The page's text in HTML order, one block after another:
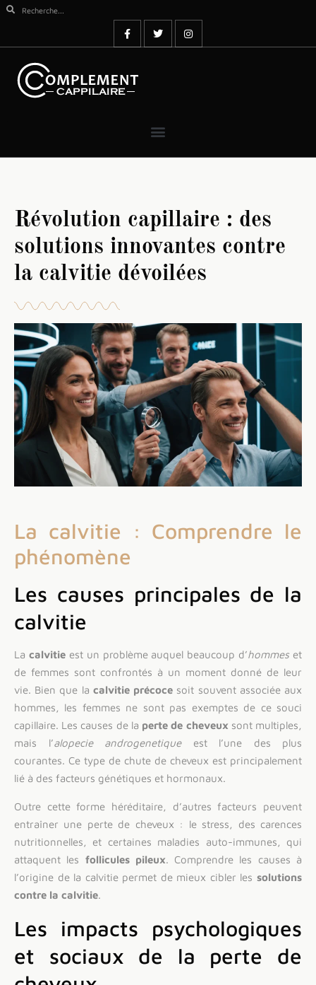
Révolution capillaire : des
solutions innovantes contre
la calvitie dévoilées
La calvitie : Comprendre le
phénomène
Les causes principales de la
calvitie
La calvitieest un problème auquel beaucoup d’hommeset
de femmes sont confrontés à un moment donné de leur
vie. Bien que la calvitie précoce soit souvent associée aux
hommes, les femmes ne sont pas exemptes de ce souci
capillaire. Les causes de la perte de cheveuxsont multiples,
mais l’alopecie androgenetiqueest l’une des plus
courantes. Ce type de chute de cheveux est principalement
lié à des facteurs génétiques et hormonaux.
Outre cette forme héréditaire, d’autres facteurs peuvent
entraîner une perte de cheveux : le stress, des carences
nutritionnelles, et certaines maladies auto-immunes, qui
attaquent les follicules pileux. Comprendre les causes à
l’origine de la calvitie permet de mieux cibler les solutions
contre la calvitie.
Les impacts psychologiques
et sociaux de la perte de